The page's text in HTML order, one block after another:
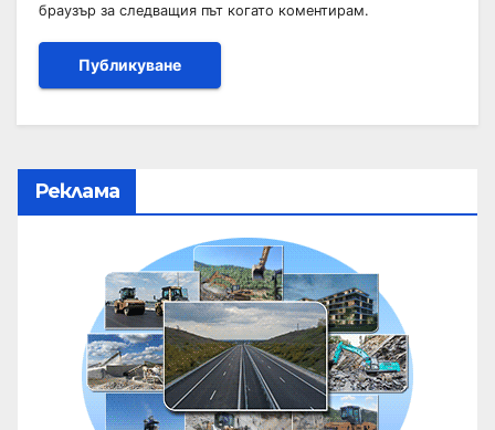
браузър за следващия път когато коментирам.
Реклама